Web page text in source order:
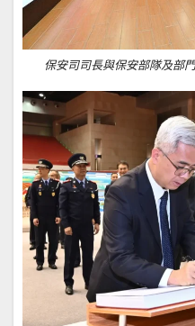
保安司司長與保安部隊及部